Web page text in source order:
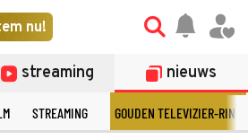
nu!
streaming nieuws
STREAMING GOUDEN TELEVIZIER-RING